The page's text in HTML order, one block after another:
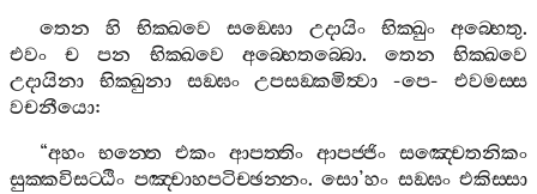
තෙන හි භික‍්ඛවෙ සඞ‍්ඝො උදායිං භික‍්ඛුං අබ‍්භෙතු.
එවං
ච පන භික‍්ඛවෙ අබ‍්භෙතබ‍්බො. තෙන
භික‍්ඛවෙ
උදායිනා
භික‍්ඛුනා සඞ‍්ඝං උපසඞ‍්කමිත්‍වා -පෙ-එවමස‍්ස
වචනීයො:
“අහං භන‍්තෙ එකං ආපත‍්තිං ආපජ‍්ජිං සඤ‍්චෙතනිකං
සුක‍්කවිසට‍්ඨිං පඤ‍්චාහපටිච‍්ඡන‍්නං. සො’හං සඞ‍්ඝං එකිස‍්සා